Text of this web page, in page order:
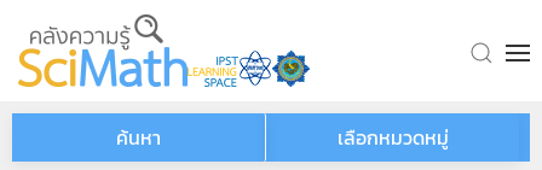
Skip to main content
ค้นหา เลือกหมวดหมู่